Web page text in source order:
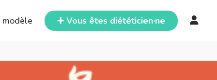
➕ Vous êtes diététicien·ne